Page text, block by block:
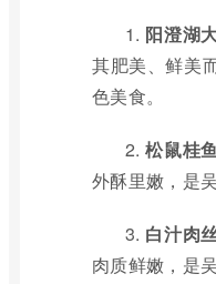
1. 阳澄湖
其肥美、鲜美
色美食。
2.松鼠桂
外酥里嫩，是
3. 白汁肉
肉质鲜嫩，是